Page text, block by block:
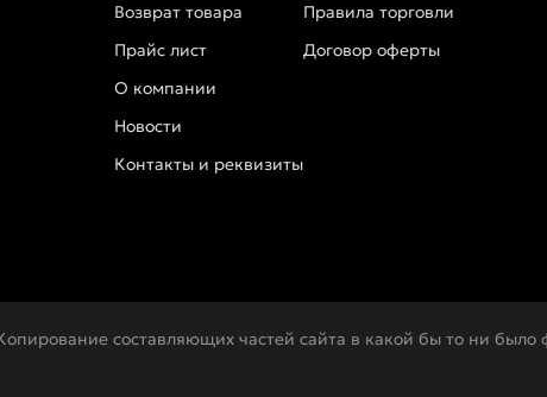
Возврат товара
Прайс лист
О компании
Новости
Контакты и реквизиты
Правила торговли
Договор оферты
составляющих частей сайта в какой бы то ни